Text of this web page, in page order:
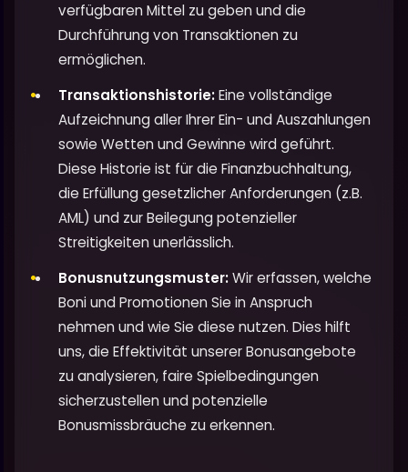
verfügbaren Mittel zu geben und die
Durchführung von Transaktionen zu
ermöglichen.
Transaktionshistorie:Eine vollständige
Aufzeichnung aller Ihrer Ein- und Auszahlungen
sowie Wetten und Gewinne wird geführt.
Diese Historie ist für die Finanzbuchhaltung,
die Erfüllung gesetzlicher Anforderungen (z.B.
AML) und zur Beilegung potenzieller
Streitigkeiten unerlässlich.
Bonusnutzungsmuster:Wir erfassen, welche
Boni und Promotionen Sie in Anspruch
nehmen und wie Sie diese nutzen. Dies hilft
uns, die Effektivität unserer Bonusangebote
zu analysieren, faire Spielbedingungen
sicherzustellen und potenzielle
Bonusmissbräuche zu erkennen.